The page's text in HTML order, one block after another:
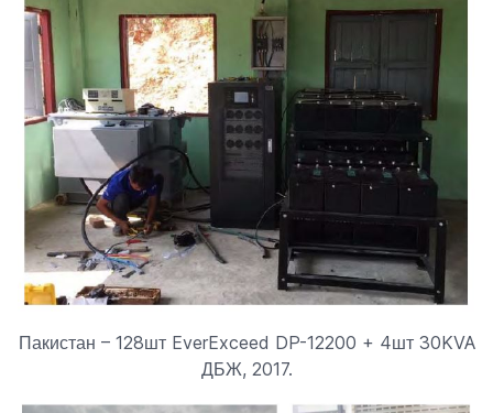
Пакистан – 128шт EverExceed DP-12200 + 4шт 30KVA
ДБЖ, 2017.